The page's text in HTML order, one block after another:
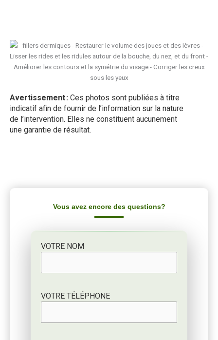
Avertissement : Ces photos sont publiées à titre
indicatif afin de fournir de l’information sur la nature
de l’intervention. Elles ne constituent aucunement
une garantie de résultat.
Vous avez encore des questions?
VOTRE NOM
VOTRE TÉLÉPHONE